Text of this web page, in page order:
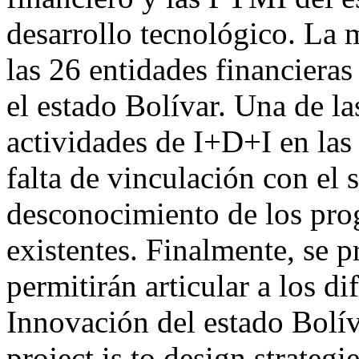
desarrollo tecnológico. La
las 26 entidades
el estado Bolívar. Una de
actividades de I+D+I en
falta de vinculación con el
desconocimiento de los
existentes. Finalmente, se
permitirán articular a los
Innovación del estado